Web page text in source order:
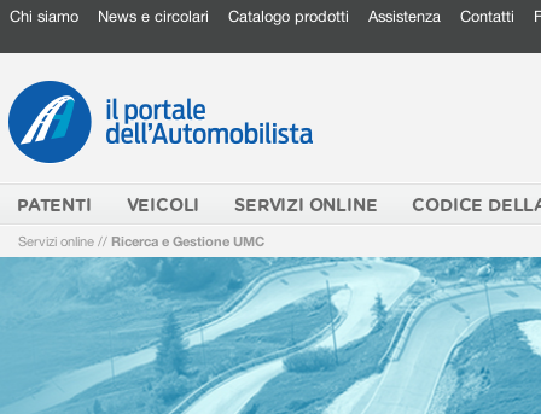
Chi siamo News e circolari Catalogo prodotti Assistenza Contatti
PATENTI VEICOLI SERVIZI ONLINE CODICE
Servizi online // Ricerca e Gestione UMC